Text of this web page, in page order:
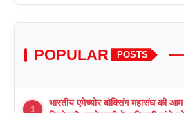
POPULAR POSTS
1
भारतीय एमेच्योर बॉक्सिंग महासंघ की